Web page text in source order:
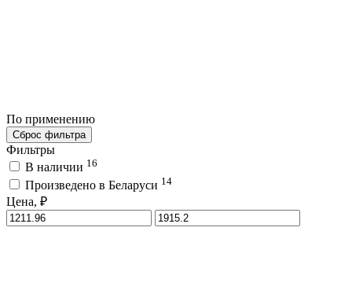
По применению
Сброс фильтра
Фильтры
В наличии 16
Произведено в Беларуси 14
Цена, ₽